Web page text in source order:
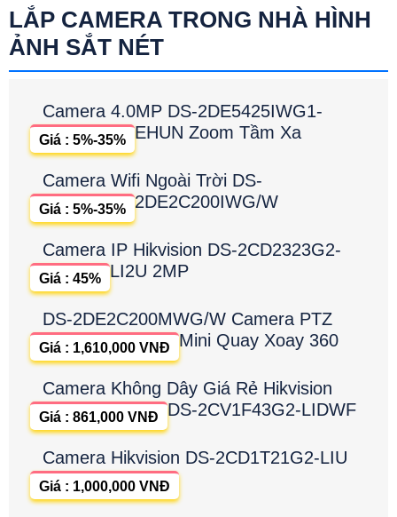
LẮP CAMERA TRONG NHÀ HÌNH
ẢNH SẮT NÉT
Camera 4.0MP DS-2DE5425IWG1-
EHUN Zoom Tầm Xa
Giá : 5%-35%
Camera Wifi Ngoài Trời DS-
2DE2C200IWG/W
Giá : 5%-35%
Camera IP Hikvision DS-2CD2323G2-
LI2U 2MP
Giá : 45%
DS-2DE2C200MWG/W Camera PTZ
Mini Quay Xoay 360
Giá : 1,610,000 VNĐ
Camera Không Dây Giá Rẻ Hikvision
DS-2CV1F43G2-LIDWF
Giá : 861,000 VNĐ
Camera Hikvision DS-2CD1T21G2-LIU
Giá : 1,000,000 VNĐ